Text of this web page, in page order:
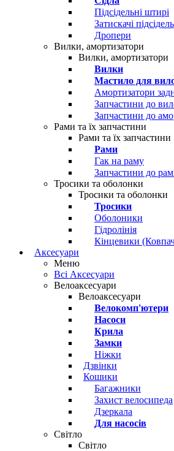
Підсідельні штирі
Затискачі
Дропери
Вилки, амортизатори
Вилки, амортизатори
Вилки
Мастило для
Амортизатори
Запчастини до
Запчастини до
Рами та їх запчастини
Рами та їх запчастини
Рами
Гак на раму
Запчастини до
Тросики та оболонки
Тросики та оболонки
Тросики
Оболоники
Гідролінія
Кінцевики
Аксесуари
Меню
Всі Аксесуари
Велоаксесуари
Велоаксесуари
Велокомп'ютери
Насоси
Крила
Замки
Ніжки
Дзвінки
Кошики
Багажники
Захист велосипеда
Дзеркала
Для насосів
Світло
Світло